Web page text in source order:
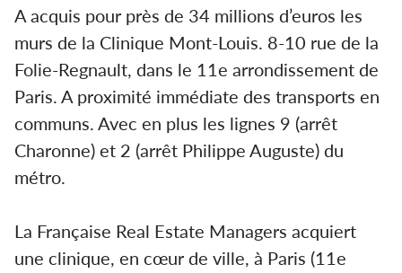
A acquis pour près de 34 millions d’euros les
murs de la Clinique Mont-Louis. 8-10 rue de la
Folie-Regnault, dans le 11e arrondissement de
Paris. A proximité immédiate des transports en
communs. Avec en plus les lignes 9 (arrêt
Charonne) et 2 (arrêt Philippe Auguste) du
métro.
La Française Real Estate Managers acquiert
une clinique, en cœur de ville, à Paris (11e